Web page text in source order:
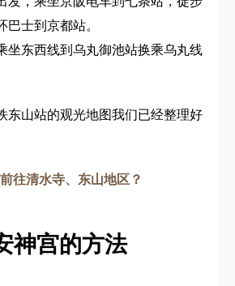
士到京都站。
坐东西线到乌丸御池站换乘乌丸线
东山站的观光地图我们已经整理好
往清水寺、东山地区？
神宫的方法